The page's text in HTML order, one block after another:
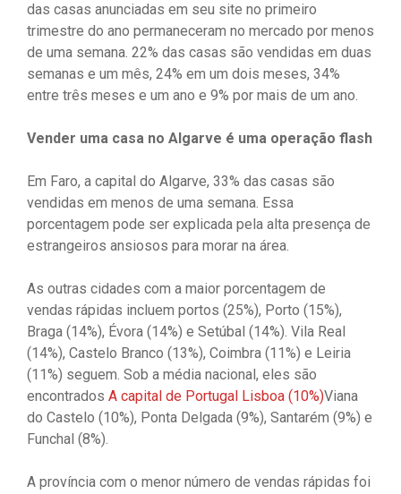
das casas anunciadas em seu site no primeiro
trimestre do ano permaneceram no mercado por menos
de uma semana. 22% das casas são vendidas em duas
semanas e um mês, 24% em um dois meses, 34%
entre três meses e um ano e 9% por mais de um ano.
Vender uma casa no Algarve é uma operação flash
Em Faro, a capital do Algarve, 33% das casas são
vendidas em menos de uma semana. Essa
porcentagem pode ser explicada pela alta presença de
estrangeiros ansiosos para morar na área.
As outras cidades com a maior porcentagem de
vendas rápidas incluem portos (25%), Porto (15%),
Braga (14%), Évora (14%) e Setúbal (14%). Vila Real
(14%), Castelo Branco (13%), Coimbra (11%) e Leiria
(11%) seguem. Sob a média nacional, eles são
encontrados A capital de Portugal Lisboa (10%)Viana
do Castelo (10%), Ponta Delgada (9%), Santarém (9%) e
Funchal (8%).
A província com o menor número de vendas rápidas foi